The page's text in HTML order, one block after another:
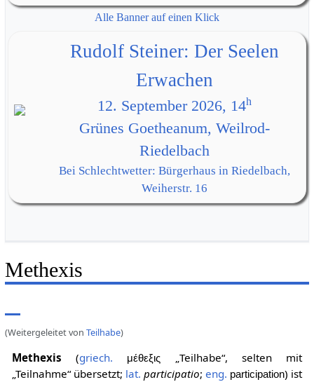
Alle Banner auf einen Klick
Rudolf Steiner: Der Seelen
Erwachen
12. September 2026, 14h
Grünes Goetheanum, Weilrod-
Riedelbach
Bei Schlechtwetter: Bürgerhaus in Riedelbach,
Weiherstr. 16
Methexis
(Weitergeleitet von Teilhabe)
Methexis (griech. μέθεξις
„Teilhabe“, selten mit
„Teilnahme“ übersetzt; lat. participatio;eng. participation) ist